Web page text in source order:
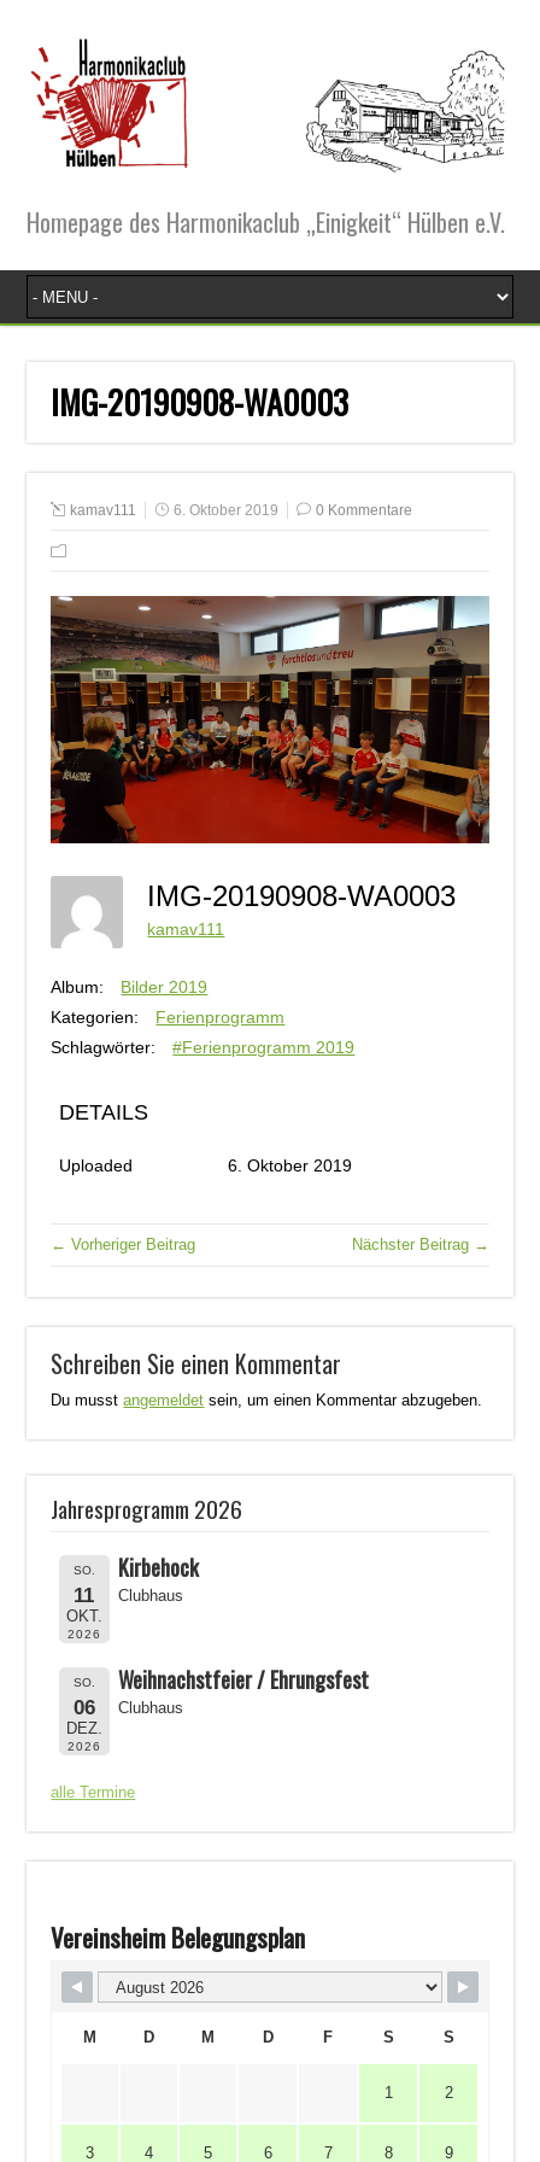
Homepage des Harmonikaclub „Einigkeit“ Hülben e.V.
IMG-20190908-WA0003
kamav111 6. Oktober 2019 0 Kommentare
IMG-20190908-WA0003
kamav111
Album:
Bilder 2019
Kategorien:
Ferienprogramm
Schlagwörter:
#Ferienprogramm 2019
DETAILS
Uploaded 6. Oktober 2019
← Vorheriger Beitrag Nächster Beitrag →
Schreiben Sie einen Kommentar
Du musstangemeldet sein, um einen Kommentar abzugeben.
Jahresprogramm 2026
SO.
11
OKT.
2026
Kirbehock
Clubhaus
SO.
06
DEZ.
2026
Weihnachstfeier / Ehrungsfest
Clubhaus
alle Termine
Vereinsheim Belegungsplan
M D M D F S S
1 2
3 4 5 6 7 8 9